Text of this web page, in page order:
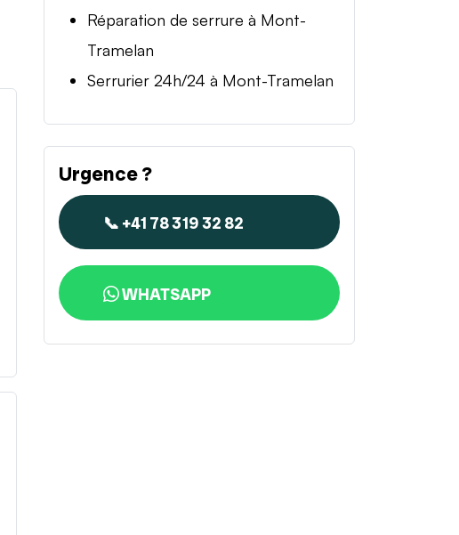
Réparation de serrure à Mont-
Tramelan
Serrurier 24h/24 à Mont-Tramelan
Urgence ?
📞 +41 78 319 32 82
WHATSAPP